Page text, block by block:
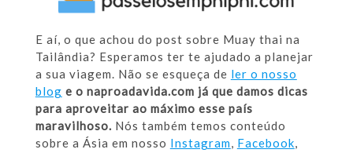
E aí, o que achou do post sobre Muay thai na
Tailândia? Esperamos ter te ajudado a planejar
a sua viagem. Não se esqueça de ler o nosso
blog e o naproadavida.com já que damos dicas
para aproveitar ao máximo esse país
maravilhoso. Nós também temos conteúdo
sobre a Ásia em nosso Instagram, Facebook,